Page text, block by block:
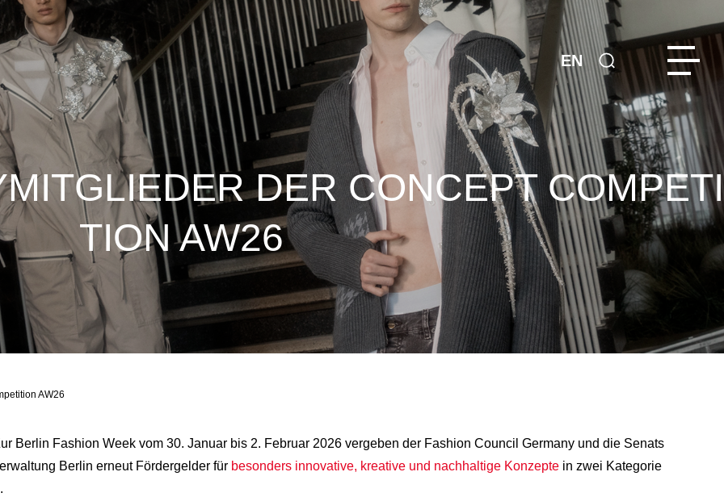
EN
AW26
DER CONCEPT COMPETI
TION AW26
Berlin Fashion Week vom 30. Januar bis 2. Februar 2026 vergeben der Fashion Council Germany und die Senats
Berlin erneut Fördergelder für besonders innovative, kreative und nachhaltige Konzepte in zwei Kategorie